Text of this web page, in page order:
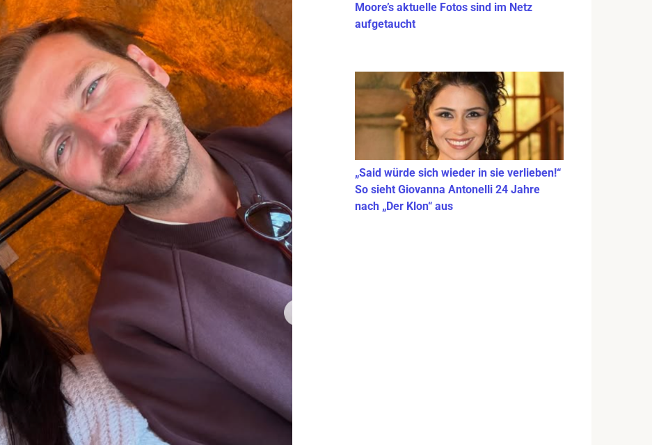
Moore’s aktuelle Fotos sind im Netz
aufgetaucht
„Said würde sich wieder in sie verlieben!“
So sieht Giovanna Antonelli 24 Jahre
nach „Der Klon“ aus